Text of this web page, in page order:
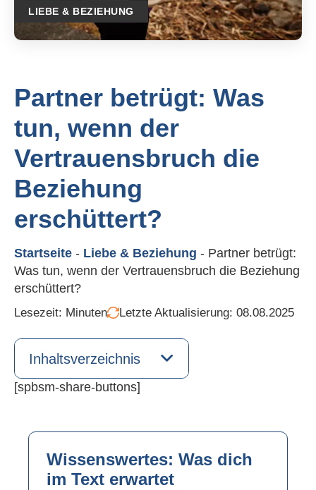
LIEBE & BEZIEHUNG
Partner betrügt: Was
tun, wenn der
Vertrauensbruch die
Beziehung
erschüttert?
Startseite - Liebe & Beziehung - Partner betrügt:
Was tun, wenn der Vertrauensbruch die Beziehung
erschüttert?
Lesezeit: Minuten Letzte Aktualisierung: 08.08.2025
Inhaltsverzeichnis
[spbsm-share-buttons]
Wissenswertes: Was dich
im Text erwartet